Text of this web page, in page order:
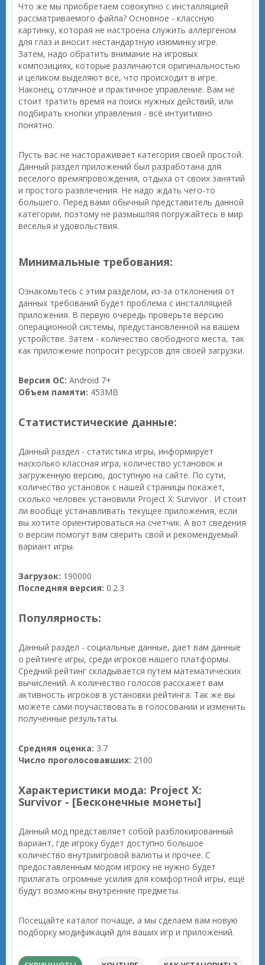
Что же мы приобретаем совокупно с инсталляцией
рассматриваемого файла? Основное - классную
картинку, которая не настроена служить аллергеном
для глаз и вносит нестандартную изюминку игре.
Затем, надо обратить внимание на игровых
композициях, которые различаются оригинальностью
и целиком выделяют всё, что происходит в игре.
Наконец, отличное и практичное управление. Вам не
стоит тратить время на поиск нужных действий, или
подбирать кнопки управления - всё интуитивно
понятно.
Пусть вас не настораживает категория своей простой.
Данный раздел приложений был разработана для
веселого времяпровождения, отдыха от своих занятий
и простого развлечения. Не надо ждать чего-то
большего. Перед вами обычный представитель данной
категории, поэтому не размышляя погружайтесь в мир
веселья и удовольствия.
Минимальные требования:
Ознакомьтесь с этим разделом, из-за отклонения от
данных требований будет проблема с инсталляцией
приложения. В первую очередь проверьте версию
операционной системы, предустановленной на вашем
устройстве. Затем - количество свободного места, так
как приложение попросит ресурсов для своей загрузки.
Версия ОС: Android 7+
Объем памяти: 453MB
Статистистические данные:
Данный раздел - статистика игры, информирует
насколько классная игра, количество установок и
загруженную версию, доступную на сайте. По сути,
количество установок с нашей страницы покажет,
сколько человек установили Project X: Survivor . И стоит
ли вообще устанавливать текущее приложения, если
вы хотите ориентироваться на счетчик. А вот сведения
о версии помогут вам сверить свой и рекомендуемый
вариант игры.
Загрузок: 190000
Последняя версия: 0.2.3
Популярность:
Данный раздел - социальные данные, дает вам данные
о рейтинге игры, среди игроков нашего платформы.
Средний рейтинг складывается путем математических
вычислений. А количество голосов расскажет вам
активность игроков в установки рейтинга. Так же вы
можете сами поучаствовать в голосовании и изменить
полученные результаты.
Средняя оценка: 3.7
Число проголосовавших: 2100
Характеристики мода: Project X:
Survivor - [Бесконечные монеты]
Данный мод представляет собой разблокированный
вариант, где игроку будет доступно большое
количество внутриигровой валюты и прочее. С
предоставленным модом игроку не нужно будет
прилагать огромные усилия для комфортной игры, ещё
будут возможны внутренние предметы.
Посещайте каталог почаще, а мы сделаем вам новую
подборку модификаций для ваших игр и приложений.